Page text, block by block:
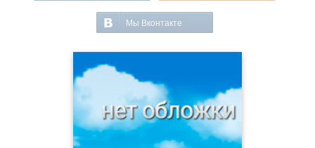
Мы Вконтакте